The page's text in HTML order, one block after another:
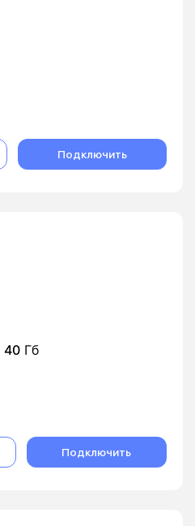
Подключить
40 Гб
Подключить